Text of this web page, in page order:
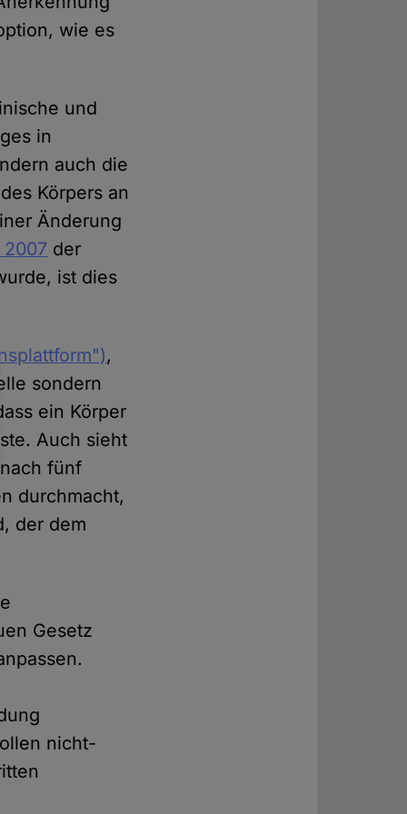
wie es
und
in
auch die
Körpers an
Änderung
der
ist dies
,
sondern
ein Körper
Auch sieht
fünf
durchmacht,
der dem
Gesetz
nicht-